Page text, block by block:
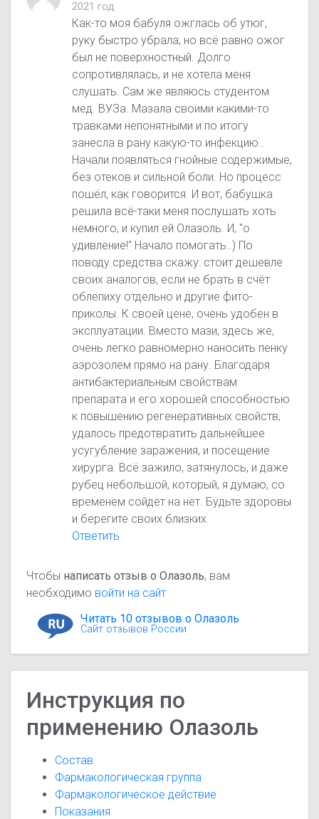
2021 год
Как-то моя бабуля ожглась об утюг,
руку быстро убрала, но всё равно ожог
был не поверхностный. Долго
сопротивлялась, и не хотела меня
слушать. Сам же являюсь студентом
мед. ВУЗа. Мазала своими какими-то
травками непонятными и по итогу
занесла в рану какую-то инфекцию..
Начали появляться гнойные содержимые,
без отеков и сильной боли. Но процесс
пошёл, как говорится. И вот, бабушка
решила всё-таки меня послушать хоть
немного, и купил ей Олазоль. И, "о
удивление!" Начало помогать..) По
поводу средства скажу: стоит дешевле
своих аналогов, если не брать в счёт
облепиху отдельно и другие фито-
приколы. К своей цене, очень удобен в
эксплуатации. Вместо мази, здесь же,
очень легко равномерно наносить пенку
аэрозолем прямо на рану. Благодаря
антибактериальным свойствам
препарата и его хорошей способностью
к повышению регенеративных свойств,
удалось предотвратить дальнейшее
усугубление заражения, и посещение
хирурга. Всё зажило, затянулось, и даже
рубец небольшой, который, я думаю, со
временем сойдет на нет. Будьте здоровы
и берегите своих близких.
Ответить
Чтобы написать отзыв о Олазоль, вам
необходимо войти на сайт
Читать 10 отзывов о Олазоль
Сайт отзывов России
Инструкция по
применению Олазоль
Состав
Фармакологическая группа
Фармакологическое действие
Показания